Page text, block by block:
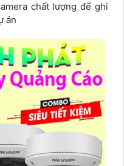
chất lượng để ghi
án